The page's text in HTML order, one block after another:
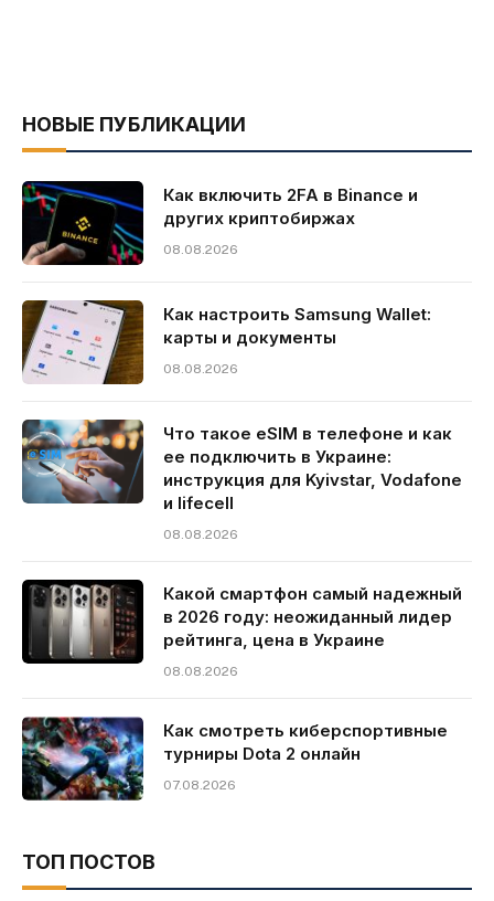
НОВЫЕ ПУБЛИКАЦИИ
Как включить 2FA в Binance и
других криптобиржах
08.08.2026
Как настроить Samsung Wallet:
карты и документы
08.08.2026
Что такое eSIM в телефоне и как
ее подключить в Украине:
инструкция для Kyivstar, Vodafone
и lifecell
08.08.2026
Какой смартфон самый надежный
в 2026 году: неожиданный лидер
рейтинга, цена в Украине
08.08.2026
Как смотреть киберспортивные
турниры Dota 2 онлайн
07.08.2026
ТОП ПОСТОВ